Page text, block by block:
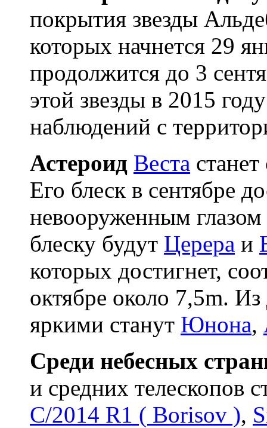
покрытия звезды
которых начнется 29
продолжится до 3
этой звезды в 2015
наблюдений с
Астероид Веста
Его блеск в сентябре
невооруженным
блеску будут Церера и
которых достигнет,
октябре около 7,5m.
яркими станут Юнона,
Среди небесных
и средних телескопов
C/2014 R1 ( Borisov ),